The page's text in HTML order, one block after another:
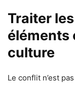
Traiter
éléments
culture
Le conflit n’est